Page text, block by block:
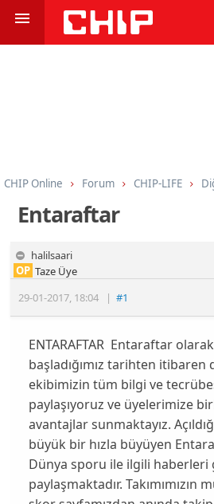
CHIP Online Forum CHIP-LIFE
Entaraftar
halilsaari
29-01-2017, 18:04 |#1
OP Taze Üye
ENTARAFTAR Entaraftar
başladığımız tarihten itibaren
ekibimizin tüm bilgi ve
paylaşıyoruz ve üyelerimize
avantajlar sunmaktayız.
büyük bir hızla büyüyen
Dünya sporu ile ilgili haberleri
paylaşmaktadır. Takımımızın